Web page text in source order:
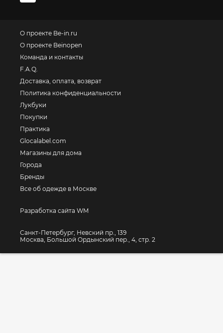
О проекте Be-in.ru
О проекте Beinopen
Команда и контакты
F.A.Q.
Доставка, оплата, возврат
Политика конфиденциальности
Лукбуки
Покупки
Практика
Glocalabel.com
Магазины для дома
Города
Бренды
Все об одежде в Москве
Разработка сайта WM
Санкт-Петербург, Невский пр., 139
Москва, Большой Ордынский пер., 4, стр. 2